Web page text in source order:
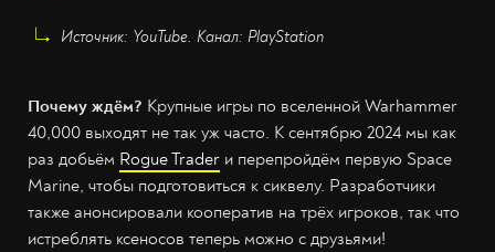
Источник: YouTube. Канал: PlayStation
Почему ждём? Крупные игры по вселенной Warhammer
40,000 выходят не так уж часто. К сентябрю 2024 мы как
раз добьём Rogue Trader и перепройдём первую Space
Marine, чтобы подготовиться к сиквелу. Разработчики
также анонсировали кооператив на трёх игроков, так что
истреблять ксеносов теперь можно с друзьями!